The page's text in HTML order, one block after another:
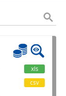
xls
csv